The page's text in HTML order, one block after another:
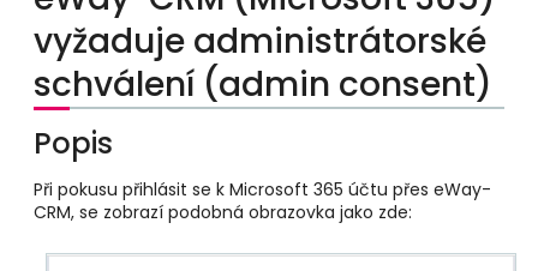
vyžaduje administrátorské
schválení (admin consent)
Popis
Při pokusu přihlásit se k Microsoft 365 účtu přes eWay-
CRM, se zobrazí podobná obrazovka jako zde: